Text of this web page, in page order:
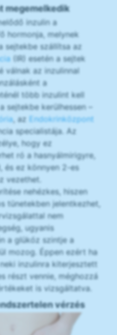
megemelkedik
inzulin a
hormonja, melynek
sejtekbe szállítsa az
(IR) esetén a sejtek
válnak az inzulinnal
a
több inzulint kell
sejtekbe kerülhessen –
, az Endokrinközpont
specialistája. Az
hogy ez
ró a hasnyálmirigyre,
és ez könnyen 2-es
vezethet.
nehézkes, hiszen
tünetekben jelentkezhet,
nem
ugyanis
a glükóz szintje a
mozog. Éppen ezért ha
inzulinra kiterjesztett
részt vennie, méghozzá
is vizsgáltatva.
vérzés